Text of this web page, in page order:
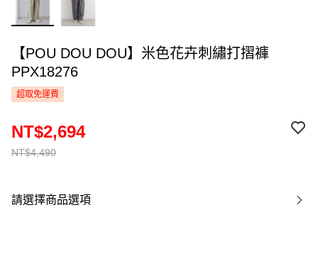
【POU DOU DOU】米色花卉刺繡打摺褲
PPX18276
超取免運費
NT$4,490
NT$2,694
請選擇商品選項